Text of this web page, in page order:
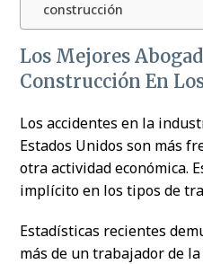
construcción
Los Mejores
Construcción En
Los accidentes en la
Estados Unidos son más
otra actividad económica.
implícito en los tipos de
Estadísticas recientes
más de un trabajador de